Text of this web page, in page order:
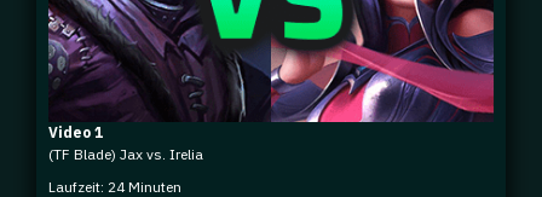
Video 1
(TF Blade) Jax vs. Irelia
Laufzeit: 24 Minuten